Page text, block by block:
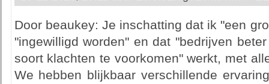
Door beaukey: Je inschatting dat ik "een
"ingewilligd worden" en dat "bedrijven
soort klachten te voorkomen" werkt, met
We hebben blijkbaar verschillende